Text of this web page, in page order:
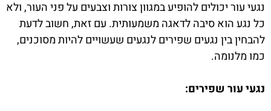
נגעי עור יכולים להופיע במגוון צורות וצבעים על פני העור, ולא
כל נגע הוא סיבה לדאגה משמעותית. עם זאת, חשוב לדעת
להבחין בין נגעים שפירים לנגעים שעשויים להיות מסוכנים,
כמו מלנומה.
נגעי עור שפירים: